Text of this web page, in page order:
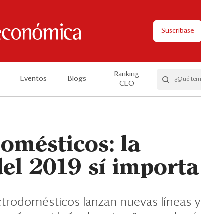
Suscríbase
Eventos Blogs
Ranking
CEO
la
2019 sí importa
lanzan nuevas líneas y